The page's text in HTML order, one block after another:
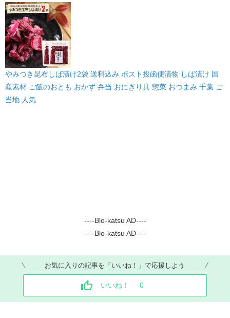
やみつき昆布しば漬け2袋 送料込み ポスト投函便漬物 しば漬け 国
産素材 ご飯のおとも おかず 弁当 おにぎり具 惣菜 おつまみ 千葉 ご
当地 人気
----Blo-katsu AD----
----Blo-katsu AD----
お気に入りの記事を「いいね！」で応援しよう
いいね！ 0